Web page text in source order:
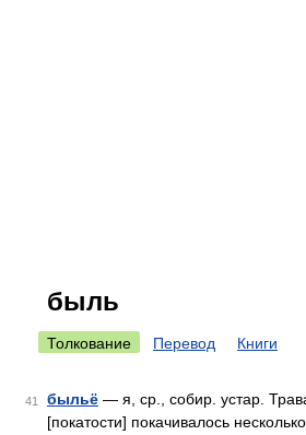
быль
Толкование Перевод Книги
41 быльё — я, ср., собир. устар.
[покатости] покачивалось